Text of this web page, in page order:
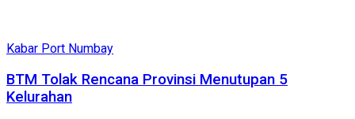
Kabar Port Numbay
BTM Tolak Rencana Provinsi Menutupan 5
Kelurahan